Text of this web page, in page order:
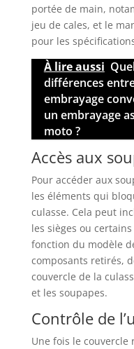
portée de main,
jeu de cales, et le
pour les
À lire aussi
différences
embrayage
un embrayage
moto ?
Accès aux
Pour accéder aux
les éléments qui
culasse. Cela peut
les sièges ou
fonction du modèle
composants retirés,
couvercle de la
et les soupapes.
Contrôle de
Une fois le